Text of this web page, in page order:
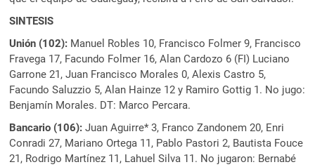
SINTESIS
Unión (102): Manuel Robles 10, Francisco Folmer 9, Francisco
Fravega 17, Facundo Folmer 16, Alan Cardozo 6 (FI) Luciano
Garrone 21, Juan Francisco Morales 0, Alexis Castro 5,
Facundo Saluzzio 5, Alan Hainze 12 y Ramiro Gottig 1. No jugo:
Benjamín Morales. DT: Marco Percara.
Bancario (106):Juan Aguirre* 3, Franco Zandonem 20, Enri
Conradi 27, Mariano Ortega 11, Pablo Pastori 2, Bautista Fouce
21, Rodrigo Martínez 11, Lahuel Silva 11. No jugaron: Bernabé